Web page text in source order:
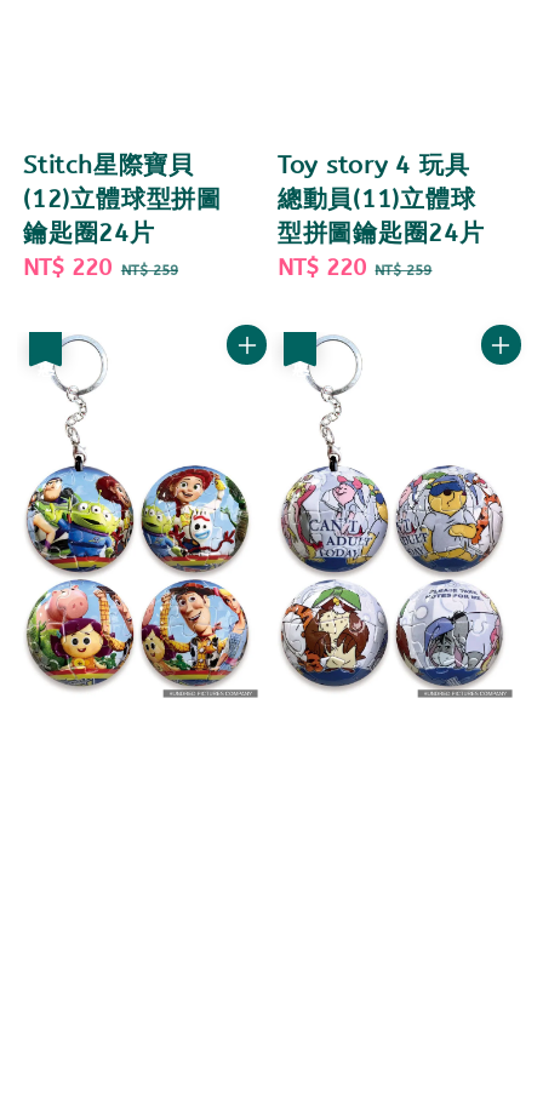
Stitch星際寶貝
(12)立體球型拼圖
鑰匙圈24片
Sale
NT$ 220 Regular
NT$ 259
Toy story 4 玩具
總動員(11)立體球
型拼圖鑰匙圈24片
Sale
NT$ 220 Regular
NT$ 259